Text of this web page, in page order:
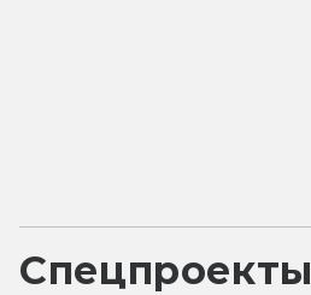
Спецпроекты